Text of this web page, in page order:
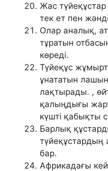
Жас түйеқұстар
тек ет пен
Олар аналық,
тұратын
көреді.
Түйеқұс
ұнататын
лақтырады. ,
қалыңдығы
күшті қабықты
Барлық
түйеқұстардың
бар.
Африкадағы